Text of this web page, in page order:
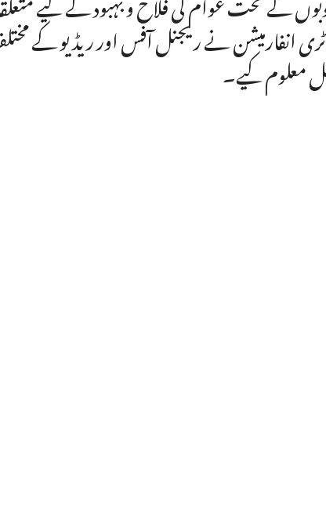
انفارمیشن نے ریجنل آفس اور ریڈیو کے
معلوم کیے۔